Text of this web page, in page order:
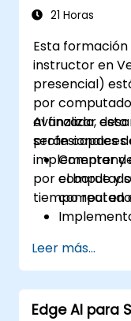
Abordar
de Edge AI.
Imágenes en
21 Horas
Esta
instructor en
presencial)
por
avanzado,
profesionales
implementar y
por
tiempo real en
Al finalizar
serán capaces
el borde y
periféricos
video en
Utilizar
TensorFlow
Leer más...
Edge AI para